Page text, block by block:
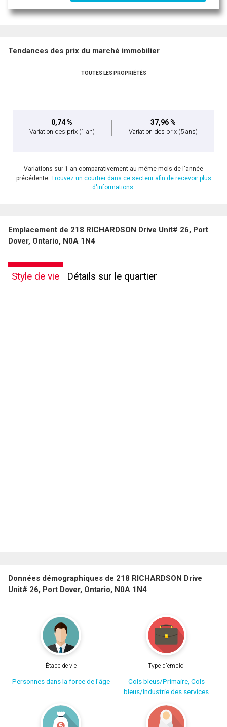
Tendances des prix du marché immobilier
TOUTES LES PROPRIÉTÉS
0,74 %
Variation des prix (1 an)
37,96 %
Variation des prix (5 ans)
Variations sur 1 an comparativement au même mois de l'année
précédente. Trouvez un courtier dans ce secteur afin de recevoir plus
d'informations.
Emplacement de 218 RICHARDSON Drive Unit# 26, Port
Dover, Ontario, N0A 1N4
Style de vie Détails sur le quartier
Données démographiques de 218 RICHARDSON Drive
Unit# 26, Port Dover, Ontario, N0A 1N4
Étape de vie
Personnes dans la force de l'âge
Type d'emploi
Cols bleus/Primaire, Cols
bleus/Industrie des services